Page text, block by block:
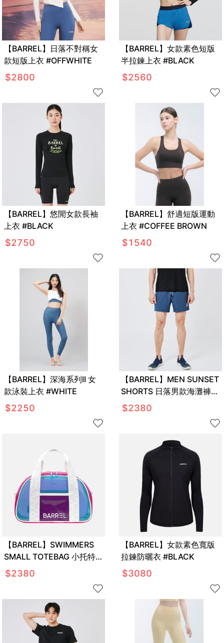
【BARREL】日落不對稱女
款短版上衣 #OFFWHITE
$2800
【BARREL】女款素色短版
半拉鍊上衣 #BLACK
$2560
【BARREL】悠閒女款長袖
上衣 #BLACK
$2750
【BARREL】舒適短版運動
上衣 #COFFEE BROWN
$1540
【BARREL】深海系列II 女
款泳裝上衣 #WHITE
$2250
【BARREL】MEN SUNSET
SHORTS 日落男款海灘褲
#DEEP BLUE
$2380
【BARREL】SWIMMERS
SMALL TOTEBAG 小托特
包 4L #MINT
$2380
【BARREL】女款素色寬版
拉鍊防曬衣 #BLACK
$3080